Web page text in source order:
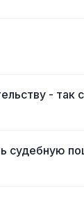
- так
судебную